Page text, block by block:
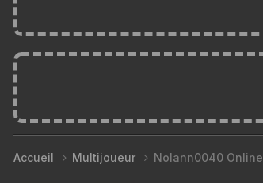
Accueil Multijoueur Nolann0040 Online